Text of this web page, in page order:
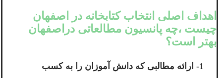
اهداف اصلی انتخاب کتابخانه در اصفهان
چیست ،چه پانسیون مطالعاتی دراصفهان
بهتر است؟
1- ارائه مطالبی که دانش آموزان را به کسب